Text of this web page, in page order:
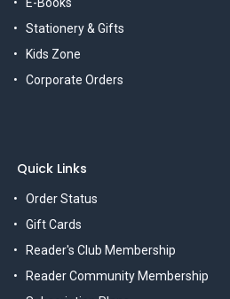
E-Books
Stationery & Gifts
Kids Zone
Corporate Orders
Quick Links
Order Status
Gift Cards
Reader's Club Membership
Reader Community Membership